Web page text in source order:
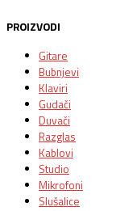
PROIZVODI
Gitare
Bubnjevi
Klaviri
Gudači
Duvači
Razglas
Kablovi
Studio
Mikrofoni
Slušalice